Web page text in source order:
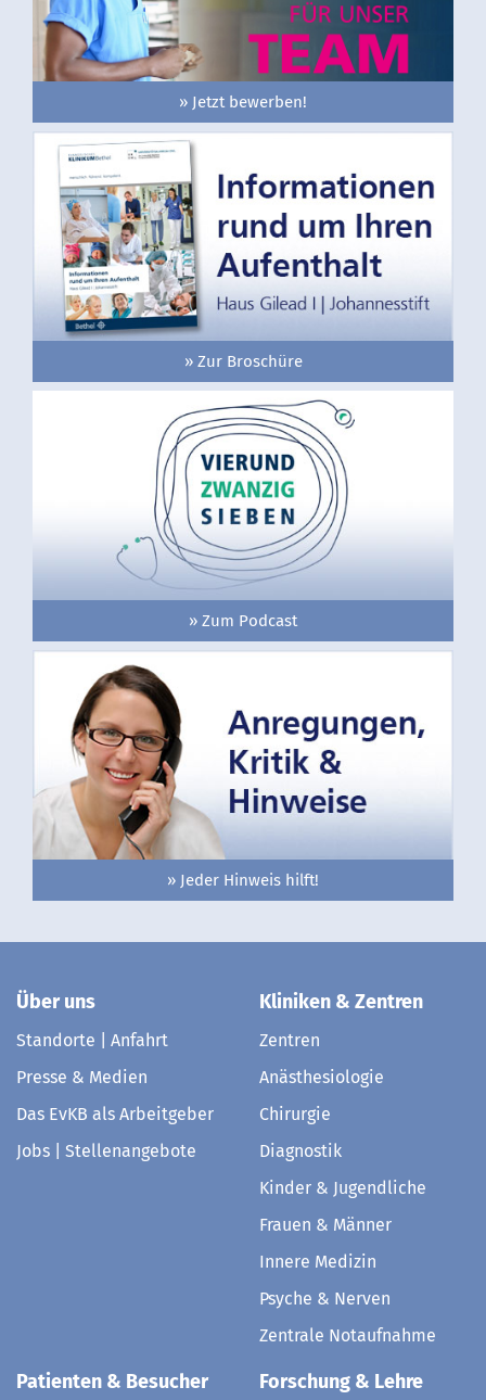
» Jetzt bewerben!
» Zur Broschüre
» Zum Podcast
» Jeder Hinweis hilft!
Über uns
Standorte | Anfahrt
Presse & Medien
Das EvKB als Arbeitgeber
Jobs | Stellenangebote
Kliniken & Zentren
Zentren
Anästhesiologie
Chirurgie
Diagnostik
Kinder & Jugendliche
Frauen & Männer
Innere Medizin
Psyche & Nerven
Zentrale Notaufnahme
Patienten & Besucher Forschung & Lehre